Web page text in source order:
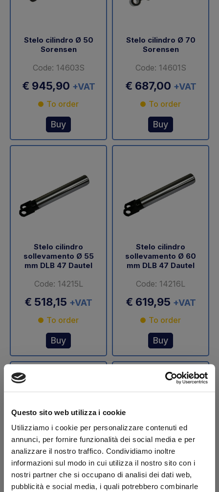
Questo sito web utilizza i cookie
Utilizziamo i cookie per personalizzare contenuti ed
annunci, per fornire funzionalità dei social media e per
analizzare il nostro traffico. Condividiamo inoltre
informazioni sul modo in cui utilizza il nostro sito con i
nostri partner che si occupano di analisi dei dati web,
pubblicità e social media, i quali potrebbero combinarle
Stelo cilindro Ø 50
Sorensen
Code: 14603S
€ 945,90 +VAT
To order
Buy
Stelo cilindro Ø 70
Sorensen
Code: 14601S
€ 687,00 +VAT
To order
Buy
Stelo cilindro
sollevamento Ø 55
mm DLB 47 Dautel
Code: 14215L
€ 518,15 +VAT
To order
Buy
Stelo cilindro
sollevamento Ø 60
mm DLB 47 Dautel
Code: 14216L
€ 619,95 +VAT
To order
Buy
Stelo cilindro
sollevamento Ø 70
mm DLB 47 Dautel
Stelo cilindro
sollevamento Ø 75
mm DLB 47 Dautel